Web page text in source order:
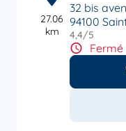
27.06
km
32 bis
94100
4,4/5